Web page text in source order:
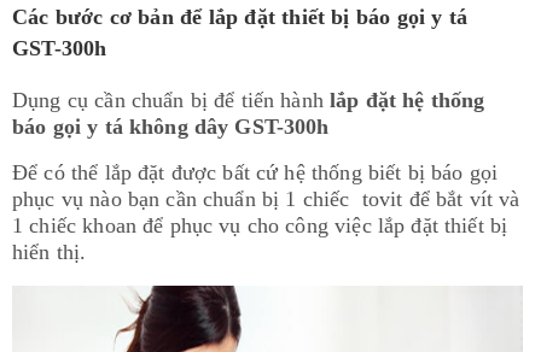
Các bước cơ bản để lắp đặt thiết bị báo gọi y tá
GST-300h
Dụng cụ cần chuẩn bị để tiến hànhlắp đặt hệ thống
báo gọi y tá không dây GST-300h
Để có thể lắp đặt được bất cứ hệ thống biết bị báo gọi
phục vụ nào bạn cần chuẩn bị 1 chiếc tovit để bắt vít và
1 chiếc khoan để phục vụ cho công việc lắp đặt thiết bị
hiển thị.